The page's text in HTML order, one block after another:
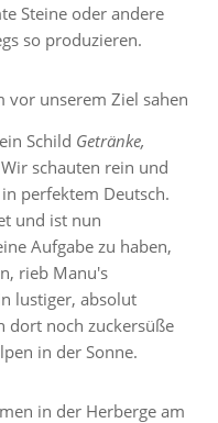
Steine oder andere
so produzieren.
vor unserem Ziel sahen
Schild Getränke,
schauten rein und
perfektem Deutsch.
und ist nun
Aufgabe zu haben,
rieb Manu's
lustiger, absolut
dort noch zuckersüße
in der Sonne.
in der Herberge am